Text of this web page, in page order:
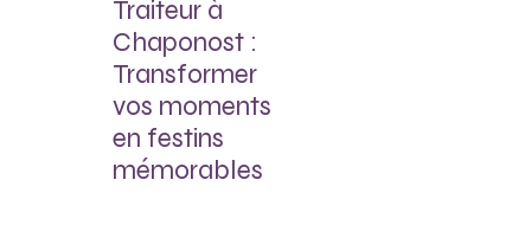
Traiteur à
Chaponost :
Transformer
vos moments
en festins
mémorables